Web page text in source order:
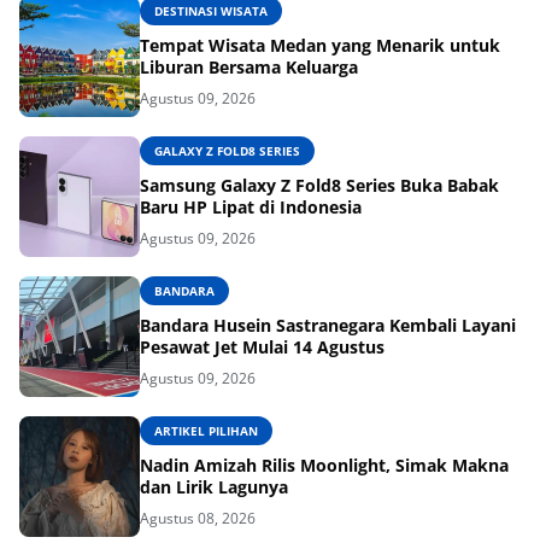
DESTINASI WISATA
Tempat Wisata Medan yang Menarik untuk
Liburan Bersama Keluarga
Agustus 09, 2026
GALAXY Z FOLD8 SERIES
Samsung Galaxy Z Fold8 Series Buka Babak
Baru HP Lipat di Indonesia
Agustus 09, 2026
BANDARA
Bandara Husein Sastranegara Kembali Layani
Pesawat Jet Mulai 14 Agustus
Agustus 09, 2026
ARTIKEL PILIHAN
Nadin Amizah Rilis Moonlight, Simak Makna
dan Lirik Lagunya
Agustus 08, 2026